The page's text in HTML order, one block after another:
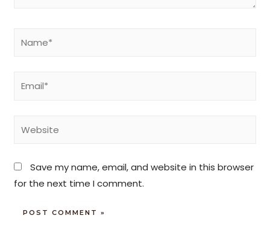
Save my name, email, and website in this browser
for the next time I comment.